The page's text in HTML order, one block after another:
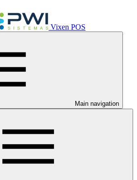
Vixen POS
Main navigation